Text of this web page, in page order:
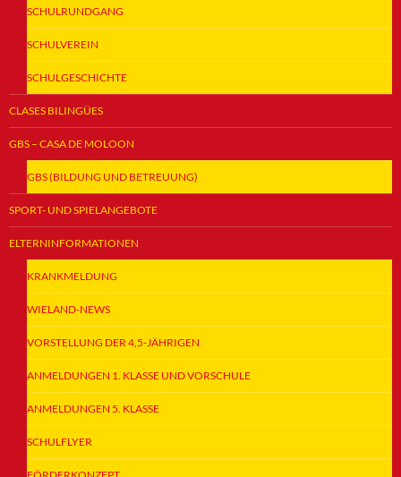
SCHULRUNDGANG
SCHULVEREIN
SCHULGESCHICHTE
CLASES BILINGÜES
GBS – CASA DE MOLOON
GBS (BILDUNG UND BETREUUNG)
SPORT- UND SPIELANGEBOTE
ELTERNINFORMATIONEN
KRANKMELDUNG
WIELAND-NEWS
VORSTELLUNG DER 4,5-JÄHRIGEN
ANMELDUNGEN 1. KLASSE UND VORSCHULE
ANMELDUNGEN 5. KLASSE
SCHULFLYER